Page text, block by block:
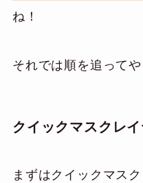
ね！
それでは順を追って
クイックマスクレ
まずはクイックマス